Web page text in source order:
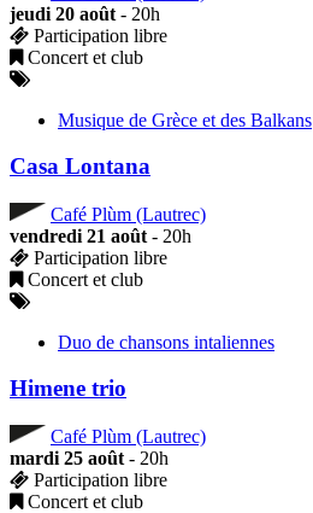
jeudi 20 août - 20h
Participation libre
Concert et club
Musique de Grèce et des Balkans
Casa Lontana
Café Plùm (Lautrec)
vendredi 21 août - 20h
Participation libre
Concert et club
Duo de chansons intaliennes
Himene trio
Café Plùm (Lautrec)
mardi 25 août - 20h
Participation libre
Concert et club